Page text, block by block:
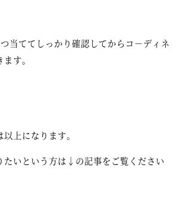
当ててしっかり確認してからコ－ディネ
す。
上になります。
たいという方は↓の記事をご覧ください